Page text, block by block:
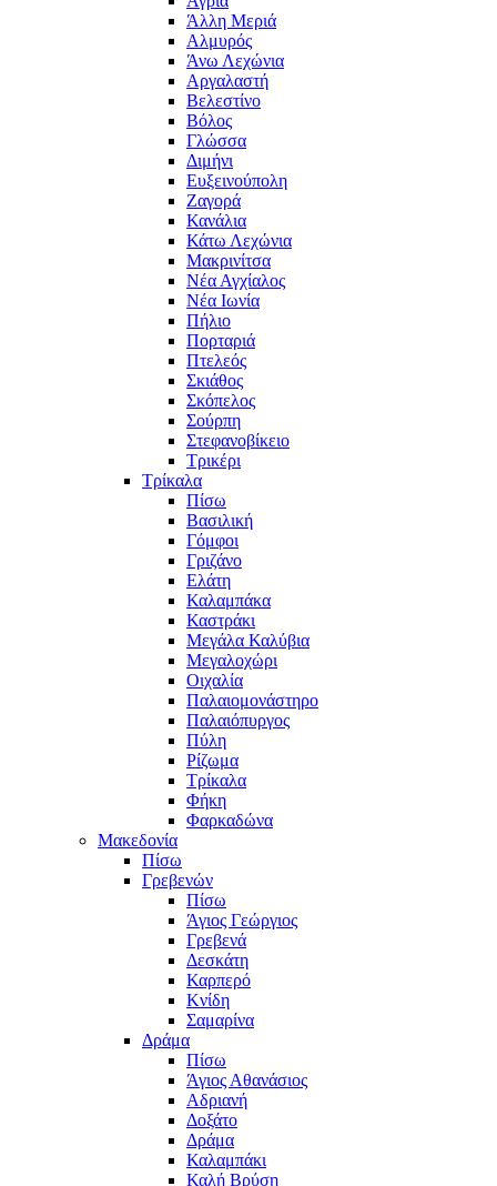
Άλλη Μεριά
Αλμυρός
Άνω Λεχώνια
Αργαλαστή
Βελεστίνο
Βόλος
Γλώσσα
Διμήνι
Ευξεινούπολη
Ζαγορά
Κανάλια
Κάτω Λεχώνια
Μακρινίτσα
Νέα Αγχίαλος
Νέα Ιωνία
Πήλιο
Πορταριά
Πτελεός
Σκιάθος
Σκόπελος
Σούρπη
Στεφανοβίκειο
Τρικέρι
Τρίκαλα
Πίσω
Βασιλική
Γόμφοι
Γριζάνο
Ελάτη
Καλαμπάκα
Καστράκι
Μεγάλα Καλύβια
Μεγαλοχώρι
Οιχαλία
Παλαιομονάστηρο
Παλαιόπυργος
Πύλη
Ρίζωμα
Τρίκαλα
Φήκη
Φαρκαδώνα
Μακεδονία
Πίσω
Γρεβενών
Πίσω
Άγιος Γεώργιος
Γρεβενά
Δεσκάτη
Καρπερό
Κνίδη
Σαμαρίνα
Δράμα
Πίσω
Άγιος Αθανάσιος
Αδριανή
Δοξάτο
Δράμα
Καλαμπάκι
Καλή Βρύση